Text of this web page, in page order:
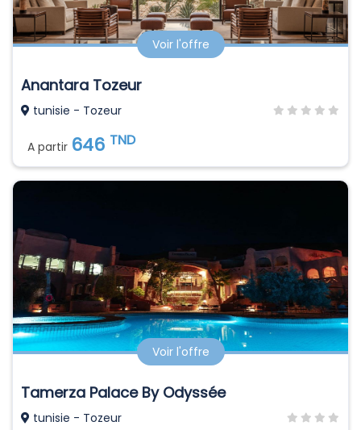
Voir l'offre
Anantara Tozeur
tunisie - Tozeur
A partir 646 TND
Voir l'offre
Tamerza Palace By Odyssée
tunisie - Tozeur